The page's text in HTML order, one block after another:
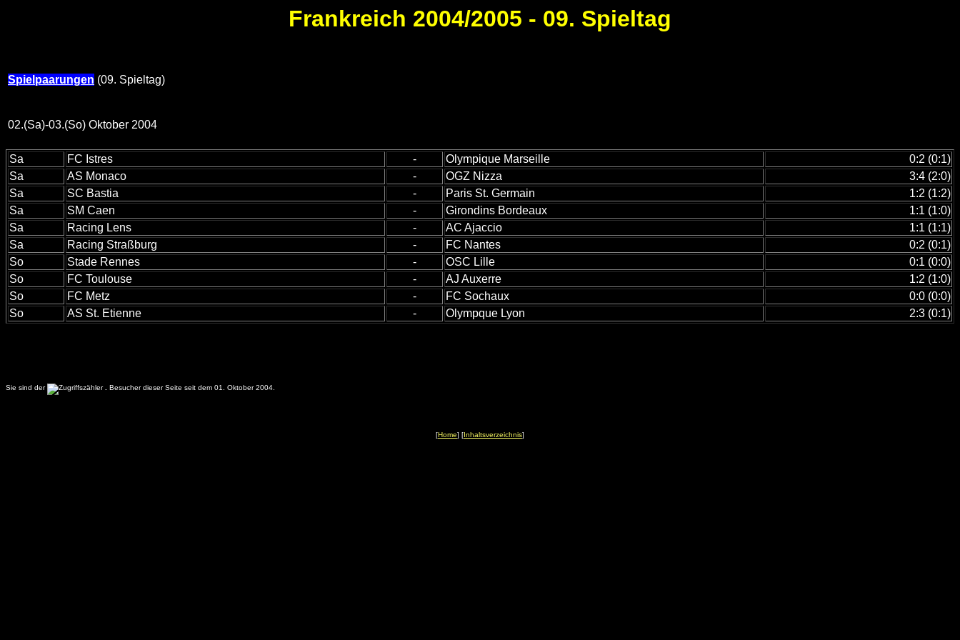
Frankreich 2004/2005 - 09. Spieltag
Spielpaarungen (09. Spieltag)
02.(Sa)-03.(So) Oktober 2004
Sa FC Istres - Olympique Marseille
0:2 (0:1)
Sa
AS Monaco - OGZ Nizza
3:4 (2:0)
Sa
SC Bastia - Paris St. Germain
1:2 (1:2)
Sa
SM Caen - Girondins Bordeaux
1:1 (1:0)
Sa
Racing Lens - AC Ajaccio
1:1 (1:1)
Sa
Racing Straßburg - FC Nantes
0:2 (0:1)
So
Stade Rennes - OSC Lille
0:1 (0:0)
So
FC Toulouse - AJ Auxerre
1:2 (1:0)
So
FC Metz - FC Sochaux
0:0 (0:0)
So
AS St. Etienne - Olympque Lyon 2:3 (0:1)
Sie sind der . Besucher dieser Seite seit dem 01. Oktober 2004.
[Home] [ Inhaltsverzeichnis]